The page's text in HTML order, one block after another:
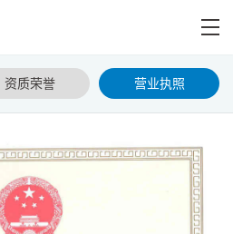
资质荣誉 营业执照